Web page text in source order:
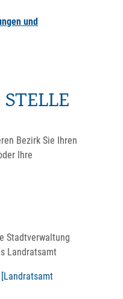
und
Bezirk Sie Ihren
Ihre
Stadtverwaltung
Landratsamt